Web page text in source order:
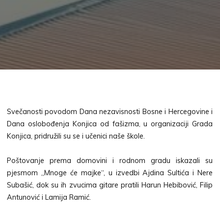
Svečanosti povodom Dana nezavisnosti Bosne i Hercegovine i
Dana oslobođenja Konjica od fašizma, u organizaciji Grada
Konjica, pridružili su se i učenici naše škole.
Poštovanje prema domovini i rodnom gradu iskazali su
pjesmom „Mnoge će majke“, u izvedbi Ajdina Sultića i Nere
Subašić, dok su ih zvucima gitare pratili Harun Hebibović, Filip
Antunović i Lamija Ramić.